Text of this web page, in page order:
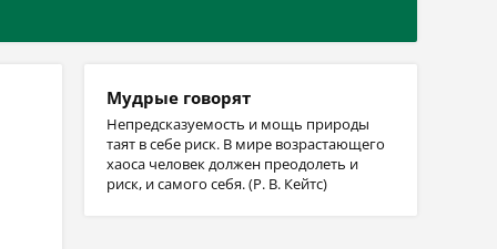
Мудрые говорят
Непредсказуемость и мощь природы
таят в себе риск. В мире возрастающего
хаоса человек должен преодолеть и
риск, и самого себя. (Р. В. Кейтс)